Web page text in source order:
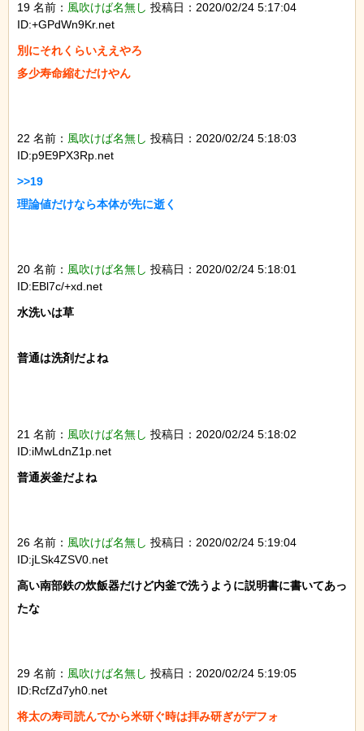
19 名前： 風吹けば名無し 投稿日：2020/02/24 5:17:04
ID:+GPdWn9Kr.net
別にそれくらいええやろ
多少寿命縮むだけやん
22 名前： 風吹けば名無し 投稿日：2020/02/24 5:18:03
ID:p9E9PX3Rp.net
>>19
理論値だけなら本体が先に逝く
20 名前： 風吹けば名無し 投稿日：2020/02/24 5:18:01
ID:EBl7c/+xd.net
水洗いは草
普通は洗剤だよね
21 名前： 風吹けば名無し 投稿日：2020/02/24 5:18:02
ID:iMwLdnZ1p.net
普通炭釜だよね
26 名前： 風吹けば名無し 投稿日：2020/02/24 5:19:04
ID:jLSk4ZSV0.net
高い南部鉄の炊飯器だけど内釜で洗うように説明書に書いてあっ
たな
29 名前： 風吹けば名無し 投稿日：2020/02/24 5:19:05
ID:RcfZd7yh0.net
将太の寿司読んでから米研ぐ時は拝み研ぎがデフォ